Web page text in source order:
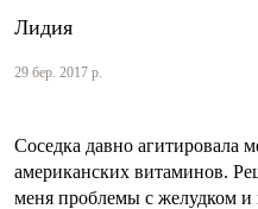
Лидия
29 бер. 2017 р.
Соседка давно агитировала
американских витаминов.
меня проблемы с желудком